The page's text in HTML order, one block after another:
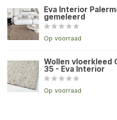
Eva Interior
gemeleerd
Op voorraad
Wollen vloerkleed
35 - Eva Interior
Op voorraad